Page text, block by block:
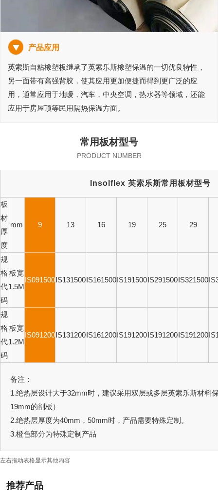
产品应用
英索斯自粘橡塑板继承了英索乐斯橡塑保温的一切优良特性，
另一面带有高强背胶，使其应用更加便捷而得到更广泛的应
用，通常应用于地暧，汽车，中央空调，热水器等领域，还能
应用于房屋顶等民用隔热保温方面。
常用板材型号
PRODUCT NUMBER
nsolflex 英索乐斯常用板材型号
板
材
厚
度
mm 9 13 16 19 25 29
规
格
代
码
板宽
1.5M
IS091500IS131500IS161500IS191500IS291500IS321500
规
格
代
码
板宽
1.2M
IS091200IS131200IS161200IS191200IS191200IS191200
备注：
1.绝热层设计大于32mm时，建议采用双层或多层英索乐斯材料
19mm的剖板）
2.绝热层厚度为40mm，50mm时，产品需要特殊定制。
3.橙色部分为特殊定制产品
左右拖动表格显示其他内容
推荐产品